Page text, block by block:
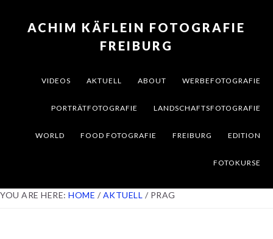
ACHIM KÄFLEIN FOTOGRAFIE
FREIBURG
VIDEOS AKTUELL ABOUT WERBEFOTOGRAFIE
PORTRÄTFOTOGRAFIE LANDSCHAFTSFOTOGRAFIE
WORLD FOOD FOTOGRAFIE FREIBURG EDITION
FOTOKURSE
YOU ARE HERE: HOME / AKTUELL / PRAG